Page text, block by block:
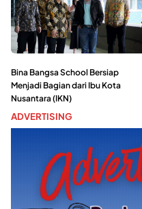
Bina Bangsa School Bersiap
Menjadi Bagian dari Ibu Kota
Nusantara (IKN)
ADVERTISING